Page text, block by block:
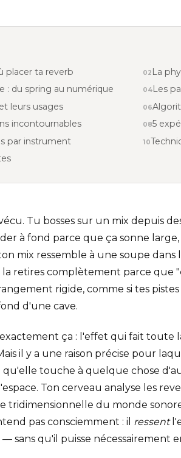
placer ta reverb
La
: du spring au numérique
Les
leurs usages
incontournables
5
par instrument
Tu bosses sur un mix depuis
à fond parce que ça sonne
mix ressemble à une soupe
la retires complètement parce que
rigide, comme si tes
d'une cave.
exactement ça : l'effet qui fait
il y a une raison précise pour
touche à quelque chose
Ton cerveau analyse les
tridimensionnelle du monde
pas consciemment : il ressent
sans qu'il puisse nécessairement